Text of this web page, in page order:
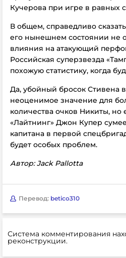
Кучерова при игре в равных
В общем, справедливо
его нынешнем состоянии не
влияния на атакующий
Российская суперзвезда
похожую статистику, когда
Да, убойный бросок Стивена
неоценимое значение для
количества очков Никиты, но
«Лайтнинг» Джон Купер
капитана в первой
будет особых проблем.
Автор: Jack Pallotta
Перевод: betico310
Система комментирования
реконструкции.